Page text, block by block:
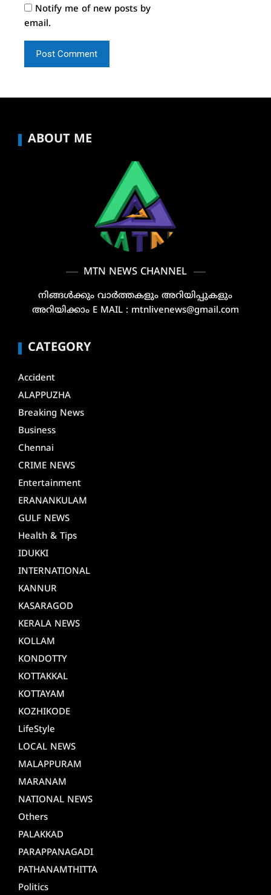
Notify me of new posts by
email.
ABOUT ME
MTN NEWS CHANNEL
നിങ്ങൾക്കും വാർത്തകളും അറിയിപ്പുകളും
അറിയിക്കാം E MAIL : mtnlivenews@gmail.com
CATEGORY
Accident
ALAPPUZHA
Breaking News
Business
Chennai
CRIME NEWS
Entertainment
ERANANKULAM
GULF NEWS
Health & Tips
IDUKKI
INTERNATIONAL
KANNUR
KASARAGOD
KERALA NEWS
KOLLAM
KONDOTTY
KOTTAKKAL
KOTTAYAM
KOZHIKODE
LifeStyle
LOCAL NEWS
MALAPPURAM
MARANAM
NATIONAL NEWS
Others
PALAKKAD
PARAPPANAGADI
PATHANAMTHITTA
Politics